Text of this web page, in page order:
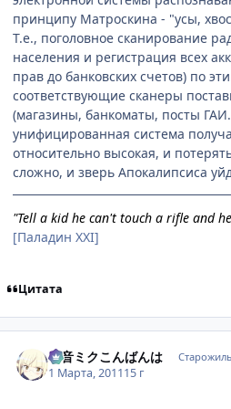
принципу Матроскина - "усы,
Т.е., поголовное сканирование
населения и регистрация всех
прав до банковских счетов) по
соответствующие сканеры
(магазины, банкоматы, посты
унифицированная система
относительно высокая, и
сложно, и зверь Апокалипсиса
"Tell a kid he can't touch a rifle and
[Паладин XXI]
Цитата
初音ミクこんばんは
1 Марта, 201115 г